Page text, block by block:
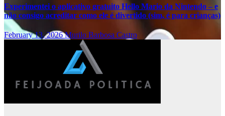
Experimentei o aplicativo gratuito Hello Mario da Nintendo – e
não consigo acreditar como ele é divertido (sim, é para crianças)
February 13, 2026Murilo Barbosa Castro